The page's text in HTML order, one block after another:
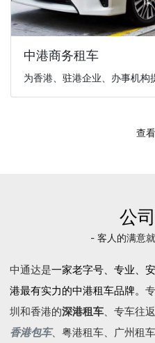
中港商务租车
为香港、驻港企业、办事机构
查
公
- 客人的满意
中通达是一家老字号、专业、
港最有实力的中港租车品牌。
圳和香港的深港租车、专车往
香港包车、 粤港租车、广州租